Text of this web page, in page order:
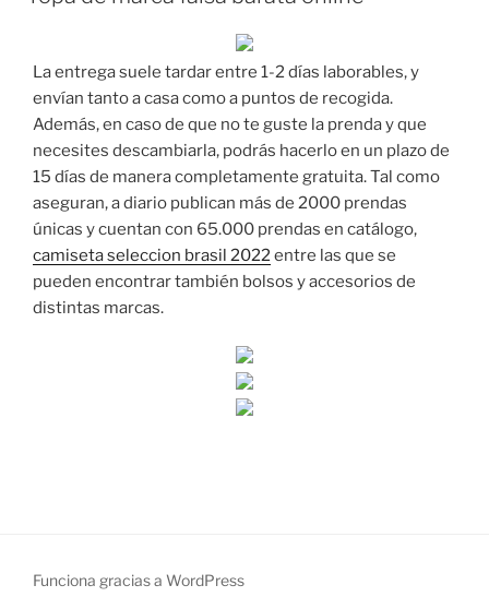
La entrega suele tardar entre 1-2 días laborables, y
envían tanto a casa como a puntos de recogida.
Además, en caso de que no te guste la prenda y que
necesites descambiarla, podrás hacerlo en un plazo de
15 días de manera completamente gratuita. Tal como
aseguran, a diario publican más de 2000 prendas
únicas y cuentan con 65.000 prendas en catálogo,
camiseta seleccion brasil 2022entre las que se
pueden encontrar también bolsos y accesorios de
distintas marcas.
Funciona gracias a WordPress